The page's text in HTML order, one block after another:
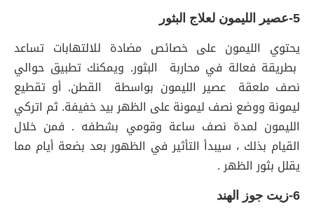
5-عصير الليمون لعلاج البثور
يحتوي الليمون على خصائص مضادة للالتهابات تساعد
بطريقة فعالة في محاربة البثور. ويمكنك تطبيق حوالي
نصف ملعقة عصير الليمون بواسطة القطن. أو تقطيع
ليمونة ووضع نصف ليمونة على الظهر بيد خفيفة. ثم اتركي
الليمون لمدة نصف ساعة وقومي بشطفه . فمن خلال
القيام بذلك ، سيبدأ التأثير في الظهور بعد بضعة أيام مما
يقلل بثور الظهر .
6-زيت جوز الهند